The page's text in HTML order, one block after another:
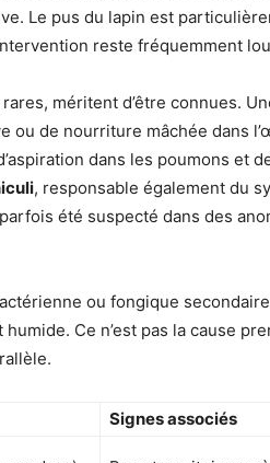
Le pus du lapin est
reste fréquemment
rares, méritent d’être connues.
ou de nourriture mâchée dans
dans les poumons et
, responsable également du
été suspecté dans des
ou fongique
Ce n’est pas la cause
Signes associés